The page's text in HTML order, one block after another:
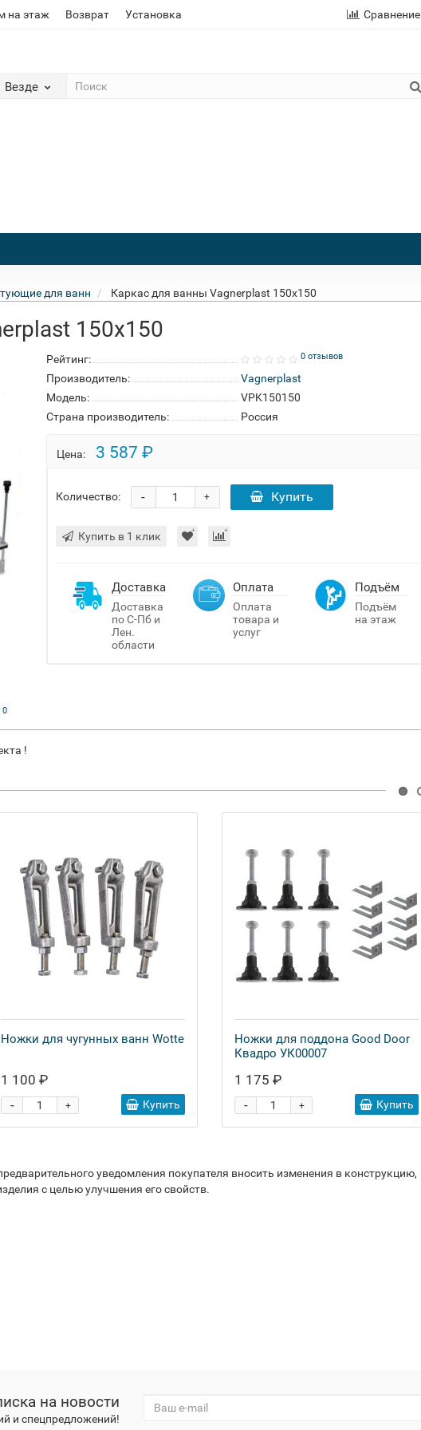
на этаж Возврат Установка Сравнение
Везде
для ванн Каркас для ванны Vagnerplast 150х150
150х150
Рейтинг: 0 отзывов
Производитель:
Vagnerplast
Модель:
VPK150150
Страна производитель:
Россия
Цена: 3 587 ₽
Количество: +
- Купить
Купить в 1 клик
Доставка
Доставка
по С-Пб и
Лен.
области
Оплата
Оплата
товара и
услуг
Подъём
Подъём
на этаж
0
!
Ножки для чугунных ванн Wotte
1 100 ₽
+
- Купить
Ножки для поддона Good Door
Квадро УК00007
1 175 ₽
+
- Купить
уведомления покупателя вносить изменения в конструкцию,
с целью улучшения его свойств.
на новости
и спецпредложений!